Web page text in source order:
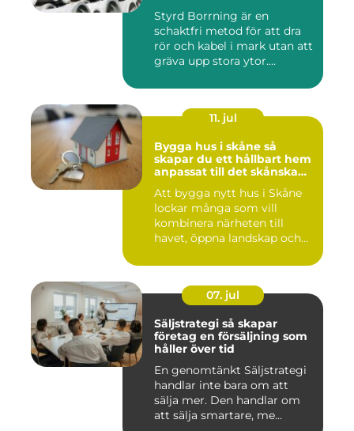
Styrd Borrning är en
schaktfri metod för att dra
rör och kabel i mark utan att
gräva upp stora ytor....
11. jul
Bygga hus i skåne så
skapar du ett hållbart hem
anpassat till det skånska
Att bygga nytt hus i Skåne
lockar många som vill
kombinera närheten till
havet, öppna landskap och
07. jul
Säljstrategi så skapar
företag en försäljning som
håller över tid
En genomtänkt Säljstrategi
handlar inte bara om att
sälja mer. Den handlar om
att sälja smartare, me...